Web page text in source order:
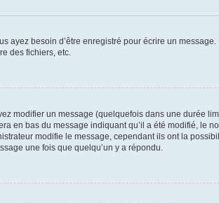
ayez besoin d’être enregistré pour écrire un
des fichiers, etc.
modifier un message (quelquefois dans une durée
en bas du message indiquant qu’il a été modifié, le
modifie le message, cependant ils ont la
une fois que quelqu’un y a répondu.